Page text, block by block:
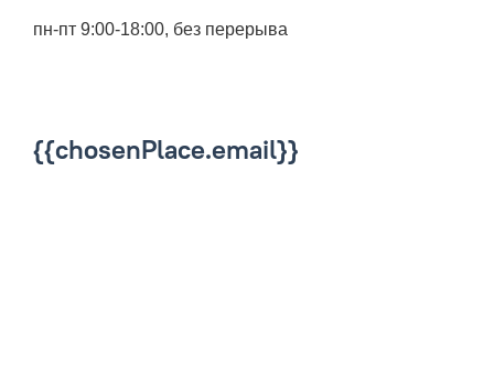
{{chosenPlace.email}}
пн-пт 9:00-18:00, без перерыва